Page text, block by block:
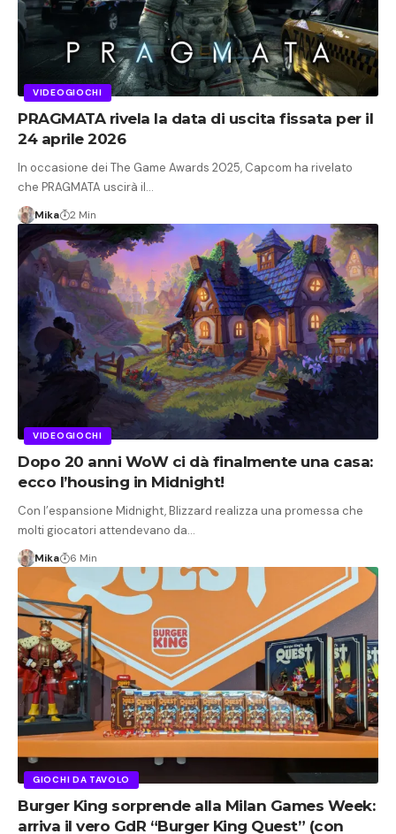
VIDEOGIOCHI
PRAGMATA rivela la data di uscita fissata per il
24 aprile 2026
In occasione dei The Game Awards 2025, Capcom ha rivelato
che PRAGMATA uscirà il…
Mika 2 Min
VIDEOGIOCHI
Dopo 20 anni WoW ci dà finalmente una casa:
ecco l’housing in Midnight!
Con l’espansione Midnight, Blizzard realizza una promessa che
molti giocatori attendevano da…
Mika 6 Min
GIOCHI DA TAVOLO
Burger King sorprende alla Milan Games Week:
arriva il vero GdR “Burger King Quest” (con